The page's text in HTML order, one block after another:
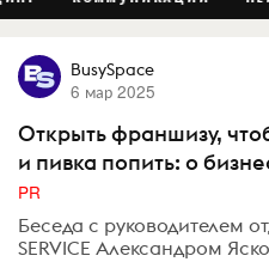
BusySpace
6 мар 2025
Открыть франшизу,
и пивка попить: о
PR
Беседа с руководителем
SERVICE Александром Яско